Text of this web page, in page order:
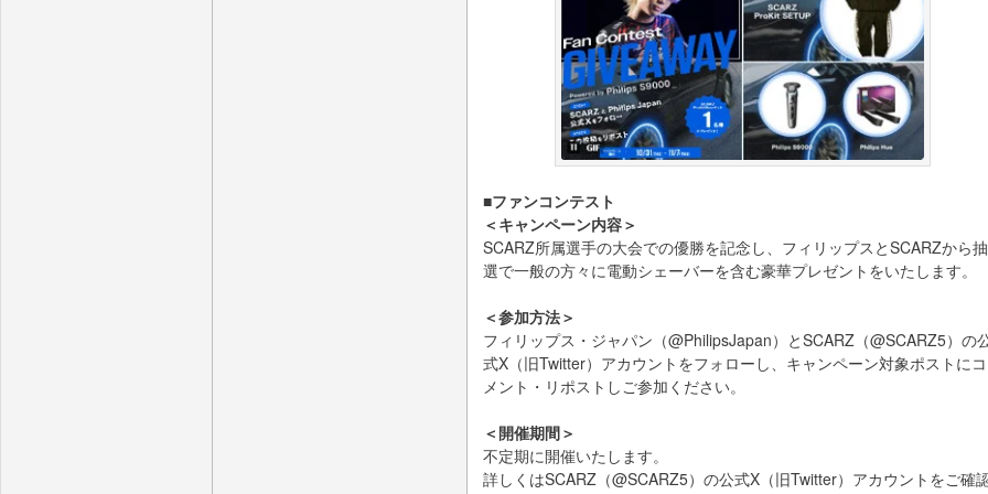
■ファンコンテスト
＜キャンペーン内容＞
SCARZ所属選手の大会での優勝を記念し、フィリップスとSCARZから抽
選で一般の方々に電動シェーバーを含む豪華プレゼントをいたします。
＜参加方法＞
フィリップス・ジャパン（@PhilipsJapan）とSCARZ（@SCARZ5）の
式X（旧Twitter）アカウントをフォローし、キャンペーン対象ポストにコ
メント・リポストしご参加ください。
＜開催期間＞
不定期に開催いたします。
詳しくはSCARZ（@SCARZ5）の公式X（旧Twitter）アカウントをご確